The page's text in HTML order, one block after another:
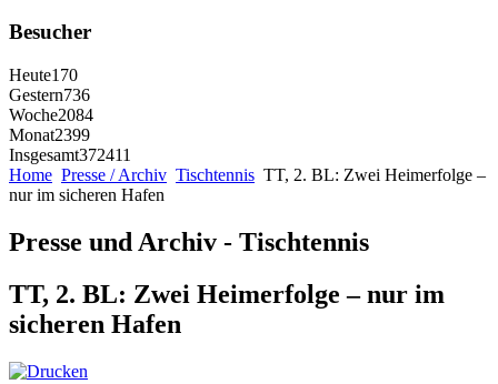
Besucher
Heute170
Gestern736
Woche2084
Monat2399
Insgesamt372411
Home Presse / Archiv Tischtennis TT, 2. BL: Zwei Heimerfolge –
nur im sicheren Hafen
Presse und Archiv - Tischtennis
TT, 2. BL: Zwei Heimerfolge – nur im
sicheren Hafen